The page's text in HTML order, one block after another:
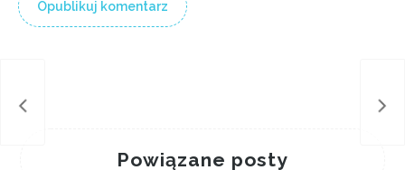
Powiązane posty